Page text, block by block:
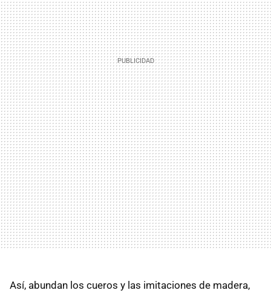
Así, abundan los cueros y las imitaciones de madera,